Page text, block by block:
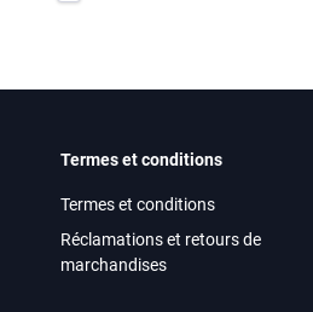
Termes et conditions
Termes et conditions
Réclamations et retours de
marchandises